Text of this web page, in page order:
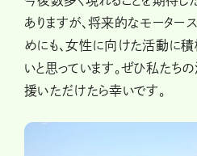
ありますが、将来的なモーター
めにも、女性に向けた活動に
いと思っています。ぜひ私たち
援いただけたら幸いです。